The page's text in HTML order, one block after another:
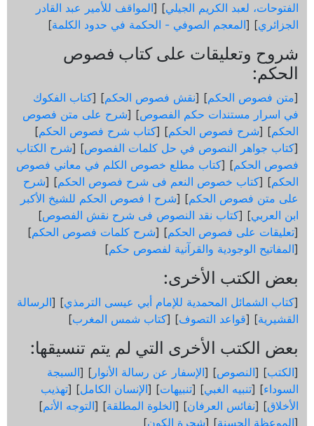
الفتوحات، لعبد الكريم الجيلي] [المواقف للأمير عبد القادر
الجزائري] [المعجم الصوفي - الحكمة في حدود الكلمة]
شروح وتعليقات على كتاب فصوص
الحكم:
[متن فصوص الحكم] [نقش فصوص الحكم] [كتاب الفكوك
في اسرار مستندات حكم الفصوص] [شرح على متن فصوص
الحكم] [شرح فصوص الحكم] [كتاب شرح فصوص الحكم]
[كتاب جواهر النصوص في حل كلمات الفصوص] [شرح الكتاب
فصوص الحكم] [كتاب مطلع خصوص الكلم في معاني فصوص
الحكم] [كتاب خصوص النعم فى شرح فصوص الحكم] [شرح
على متن فصوص الحكم] [شرح ا فصوص الحكم للشيخ الأكبر
ابن العربي] [كتاب نقد النصوص فى شرح نقش الفصوص]
[تعليقات على فصوص الحكم] [شرح كلمات فصوص الحكم]
[المفاتيح الوجودية والقرآنیة لفصوص حكم]
بعض الكتب الأخرى:
[كتاب الشمائل المحمدية للإمام أبي عيسى الترمذي] [الرسالة
القشيرية] [قواعد التصوف] [كتاب شمس المغرب]
بعض الكتب الأخرى التي لم يتم تنسيقها:
[الكتب] [النصوص] [الإسفار عن رسالة الأنوار ] [السبجة
السوداء] [تنبيه الغبي] [تنبيهات] [الإنسان الكامل] [تهذيب
الأخلاق] [نفائس العرفان] [الخلوة المطلقة] [التوجه الأتم]
[الموعظة الحسنة] [شجرة الكون]